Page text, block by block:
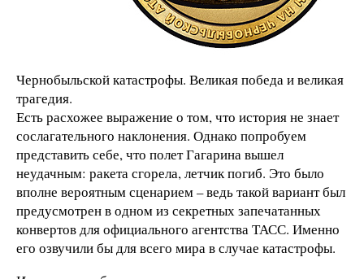
Чернобыльской катастрофы. Великая победа и великая
трагедия.
Есть расхожее выражение о том, что история не знает
сослагательного наклонения. Однако попробуем
представить себе, что полет Гагарина вышел
неудачным: ракета сгорела, летчик погиб. Это было
вполне вероятным сценарием – ведь такой вариант был
предусмотрен в одном из секретных запечатанных
конвертов для официального агентства ТАСС. Именно
его озвучили бы для всего мира в случае катастрофы.